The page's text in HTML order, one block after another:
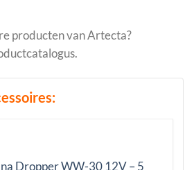
producten van Artecta?